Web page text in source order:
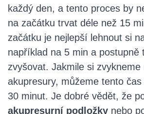
každý den, a tento proces by
na začátku trvat déle než 15
začátku je nejlepší lehnout si
například na 5 min a postupně
zvyšovat. Jakmile si zvykneme
akupresury, můžeme tento
30 minut. Je dobré vědět, že
akupresurní podložky nebo